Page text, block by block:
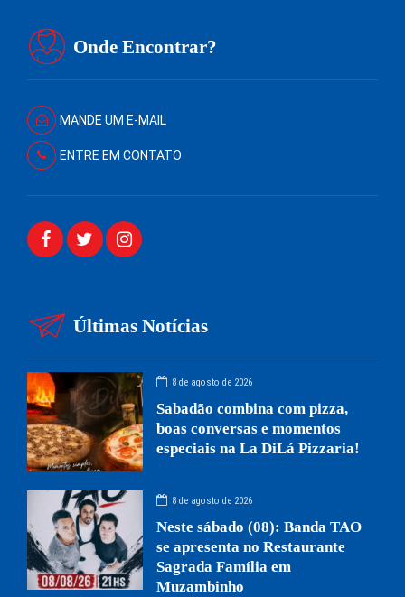
Onde Encontrar?
MANDE UM E-MAIL
ENTRE EM CONTATO
Últimas Notícias
8 de agosto de 2026
Sabadão combina com pizza,
boas conversas e momentos
especiais na La DiLá Pizzaria!
8 de agosto de 2026
Neste sábado (08): Banda TAO
se apresenta no Restaurante
Sagrada Família em
Muzambinho